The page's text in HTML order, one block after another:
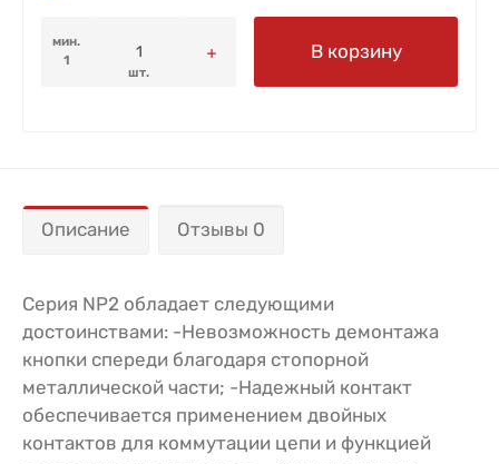
мин.
1
шт.
В корзину
Описание Отзывы 0
Серия NP2 обладает следующими
достоинствами: -Невозможность демонтажа
кнопки спереди благодаря стопорной
металлической части; -Надежный контакт
обеспечивается применением двойных
контактов для коммутации цепи и функцией